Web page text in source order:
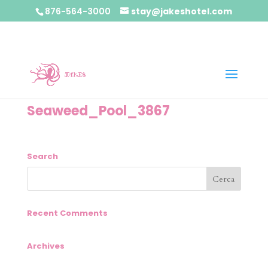
876-564-3000 stay@jakeshotel.com
Seaweed_Pool_3867
Search
Recent Comments
Archives